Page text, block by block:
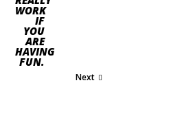
WORK
IF
YOU
ARE
HAVING
FUN.
Next